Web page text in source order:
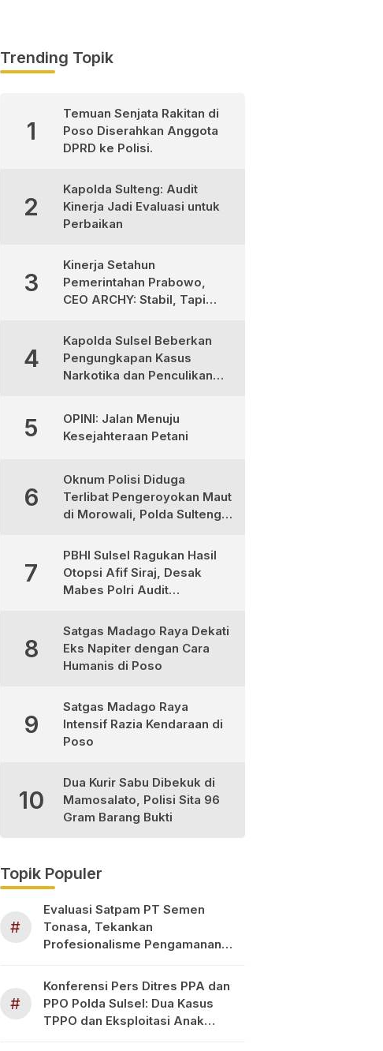
Trending Topik
1
Temuan Senjata Rakitan di
Poso Diserahkan Anggota
DPRD ke Polisi.
2
Kapolda Sulteng: Audit
Kinerja Jadi Evaluasi untuk
Perbaikan
3
Kinerja Setahun
Pemerintahan Prabowo,
CEO ARCHY: Stabil, Tapi
4
Kapolda Sulsel Beberkan
Pengungkapan Kasus
Narkotika dan Penculikan
5
OPINI: Jalan Menuju
Kesejahteraan Petani
6
Oknum Polisi Diduga
Terlibat Pengeroyokan Maut
di Morowali, Polda Sulteng
7
PBHI Sulsel Ragukan Hasil
Otopsi Afif Siraj, Desak
Mabes Polri Audit
8
Satgas Madago Raya Dekati
Eks Napiter dengan Cara
Humanis di Poso
9
Satgas Madago Raya
Intensif Razia Kendaraan di
Poso
10
Dua Kurir Sabu Dibekuk di
Mamosalato, Polisi Sita 96
Gram Barang Bukti
Topik Populer
#
Evaluasi Satpam PT Semen
Tonasa, Tekankan
Profesionalisme Pengamanan
#
Konferensi Pers Ditres PPA dan
PPO Polda Sulsel: Dua Kasus
TPPO dan Eksploitasi Anak